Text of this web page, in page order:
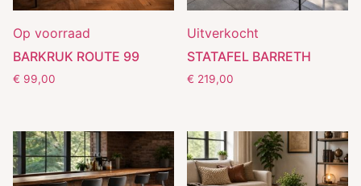
Op voorraad
BARKRUK ROUTE 99
€ 99,00
Uitverkocht
STATAFEL BARRETH
€ 219,00